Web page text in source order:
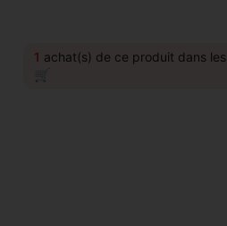
1 achat(s) de ce produit dans les
🛒